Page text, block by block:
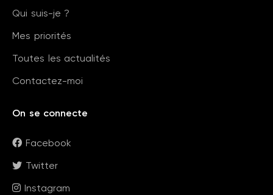
Qui suis-je ?
Mes priorités
Toutes les actualités
Contactez-moi
On se connecte
Facebook
Twitter
Instagram